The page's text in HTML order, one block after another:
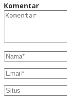
Komentar